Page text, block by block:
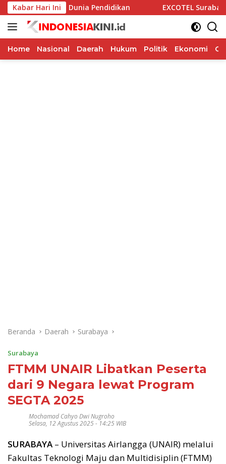
Langsung
ke
konten
Kabar Hari Ini
Alumni dan Dunia Pendidikan EXCOTEL Surabaya
Home Nasional Daerah Hukum Politik Ekonomi
Beranda Daerah Surabaya
Surabaya
FTMM UNAIR Libatkan Peserta
dari 9 Negara lewat Program
SEGTA 2025
Mochamad Cahyo Dwi Nugroho
Selasa, 12 Agustus 2025 - 14:25 WIB
SURABAYA – Universitas Airlangga (UNAIR) melalui
Fakultas Teknologi Maju dan Multidisiplin (FTMM)